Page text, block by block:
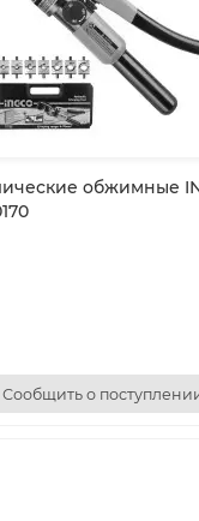
обжимные
Сообщить о